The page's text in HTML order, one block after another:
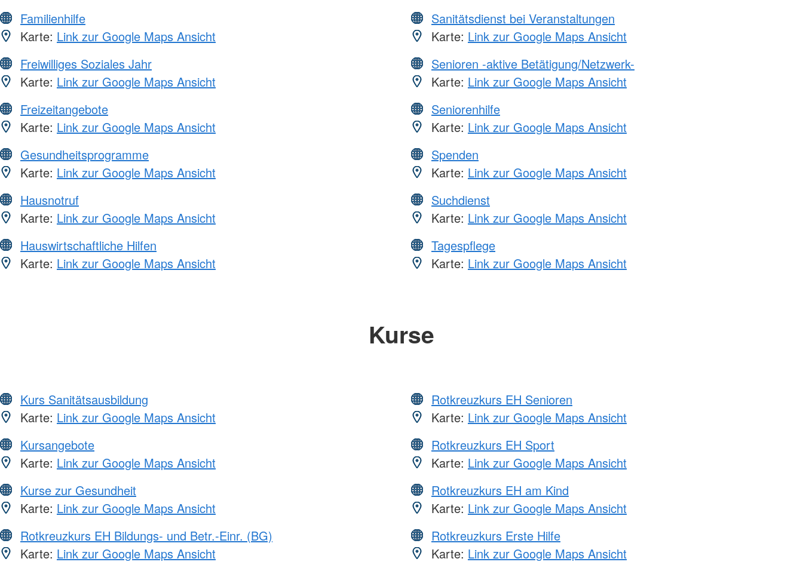
Familienhilfe
Karte: Link zur Google Maps Ansicht
Freiwilliges Soziales Jahr
Karte: Link zur Google Maps Ansicht
Freizeitangebote
Karte: Link zur Google Maps Ansicht
Gesundheitsprogramme
Karte: Link zur Google Maps Ansicht
Hausnotruf
Karte: Link zur Google Maps Ansicht
Hauswirtschaftliche Hilfen
Karte: Link zur Google Maps Ansicht
Sanitätsdienst bei Veranstaltungen
Karte: Link zur Google Maps Ansicht
Senioren -aktive Betätigung/Netzwerk-
Karte: Link zur Google Maps Ansicht
Seniorenhilfe
Karte: Link zur Google Maps Ansicht
Spenden
Karte: Link zur Google Maps Ansicht
Suchdienst
Karte: Link zur Google Maps Ansicht
Tagespflege
Karte: Link zur Google Maps Ansicht
Kurse
Kurs Sanitätsausbildung
Karte: Link zur Google Maps Ansicht
Kursangebote
Karte: Link zur Google Maps Ansicht
Kurse zur Gesundheit
Karte: Link zur Google Maps Ansicht
Rotkreuzkurs EH Bildungs- und Betr.-Einr. (BG)
Karte: Link zur Google Maps Ansicht
Rotkreuzkurs EH Senioren
Karte: Link zur Google Maps Ansicht
Rotkreuzkurs EH Sport
Karte: Link zur Google Maps Ansicht
Rotkreuzkurs EH am Kind
Karte: Link zur Google Maps Ansicht
Rotkreuzkurs Erste Hilfe
Karte: Link zur Google Maps Ansicht